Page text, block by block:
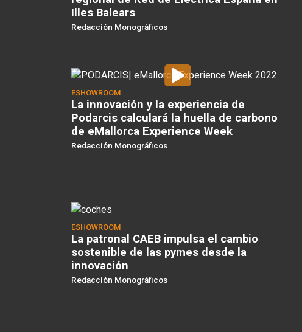
Illes Balears
Redacción Monográficos
ESHOWROOM
La innovación y la experiencia de
Podarcis calculará la huella de carbono
de eMallorca Experience Week
Redacción Monográficos
ESHOWROOM
La patronal CAEB impulsa el cambio
sostenible de las pymes desde la
innovación
Redacción Monográficos